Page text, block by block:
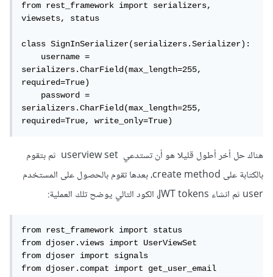
from rest_framework import serializers,
viewsets, status
class SignInSerializer(serializers.Serializer):
    username =
serializers.CharField(max_length=255,
required=True)
    password =
serializers.CharField(max_length=255,
required=True, write_only=True)
هناك حل أخر أطول قليلا هو أن تستدعي userview set ثم بتقوم
بالكتابة على create method، بعدها تقوم بالحصول على المستخدم
user ثم انشاء JWT tokens، الكود التالي يوضح تلك العملية:
from rest_framework import status
from djoser.views import UserViewSet
from djoser import signals
from djoser.compat import get_user_email